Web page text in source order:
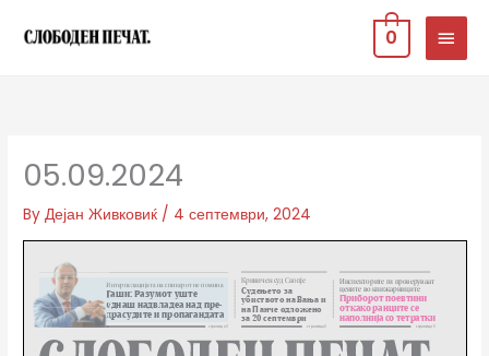
MAIN
0
05.09.2024
ByДејан Живковиќ / 4 септември, 2024